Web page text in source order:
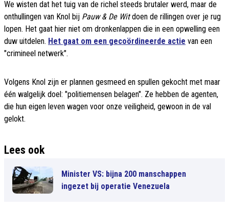
We wisten dat het tuig van de richel steeds brutaler werd, maar de
onthullingen van Knol bij Pauw & De Witdoen de rillingen over je rug
lopen. Het gaat hier niet om dronkenlappen die in een opwelling een
duw uitdelen. Het gaat om een gecoördineerde actie van een
"crimineel netwerk".
Volgens Knol zijn er plannen gesmeed en spullen gekocht met maar
één walgelijk doel: "politiemensen belagen". Ze hebben de agenten,
die hun eigen leven wagen voor onze veiligheid, gewoon in de val
gelokt.
Lees ook
Minister VS: bijna 200 manschappen
ingezet bij operatie Venezuela